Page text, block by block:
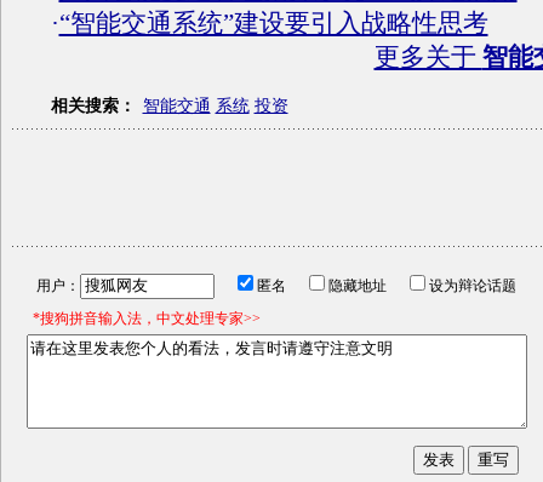
·“智能交通系统”建设要引入战略性思考
更多关于 智能
相关搜索： 智能交通 系统 投资
用户： 匿名 隐藏地址
设为辩论话题
*搜狗拼音输入法，中文处理专家>>